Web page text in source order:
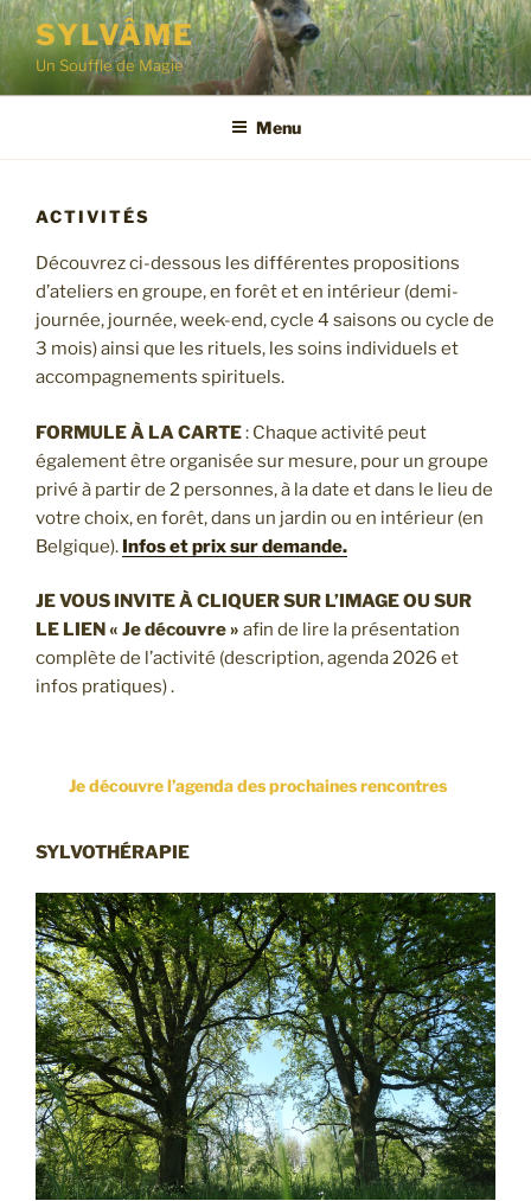
Aller
au
contenu
principal
SYLVÂME
Un Souffle de Magie
Menu
ACTIVITÉS
Découvrez ci-dessous les différentes propositions
d’ateliers en groupe, en forêt et en intérieur (demi-
journée, journée, week-end, cycle 4 saisons ou cycle de
3 mois) ainsi que les rituels, les soins individuels et
accompagnements spirituels.
FORMULE À LA CARTE: Chaque activité peut
également être organisée sur mesure, pour un groupe
privé à partir de 2 personnes, à la date et dans le lieu de
votre choix, en forêt, dans un jardin ou en intérieur (en
Belgique). Infos et prix sur demande.
JE VOUS INVITE À CLIQUER SUR L’IMAGE OU SUR
LE LIEN « Je découvre » afin de lire la présentation
complète de l’activité (description, agenda 2026 et
infos pratiques) .
Je découvre l’agenda des prochaines rencontres
SYLVOTHÉRAPIE